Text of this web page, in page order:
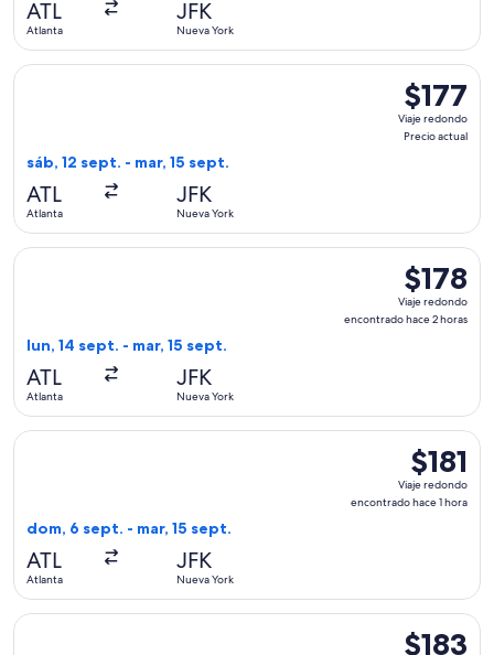
ATL
Atlanta
JFK
Nueva York
$177
Viaje
redondo,
$177
Viaje redondo
Precio actual
sáb, 12 sept. - mar, 15 sept.
ATL
Atlanta
JFK
Nueva York
Seleccionar vuelo de Frontier Airlines, con salida el sáb, 12
$178
Viaje
redondo,
$178
Viaje redondo
encontrado hace 2 horas
lun, 14 sept. - mar, 15 sept.
ATL
Atlanta
JFK
Nueva York
Seleccionar vuelo de Frontier Airlines, con salida el lun, 14
$181
Viaje
redondo,
$181
Viaje redondo
encontrado hace 1 hora
dom, 6 sept. - mar, 15 sept.
ATL
Atlanta
JFK
Nueva York
Seleccionar vuelo de Frontier Airlines, con salida el dom, 6
$183
$183
Seleccionar vuelo de Frontier Airlines, con salida el sáb, 19